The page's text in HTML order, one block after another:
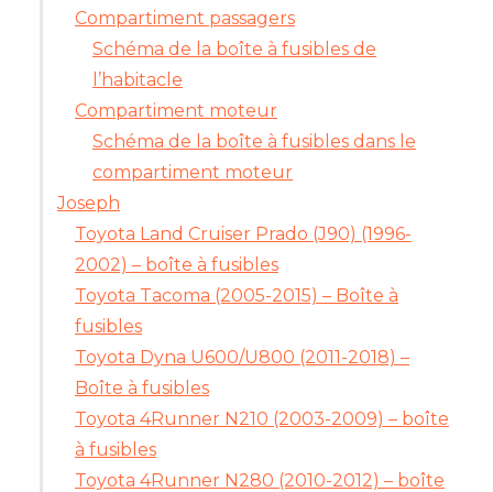
Compartiment passagers
Schéma de la boîte à fusibles de
l’habitacle
Compartiment moteur
Schéma de la boîte à fusibles dans le
compartiment moteur
Joseph
Toyota Land Cruiser Prado (J90) (1996-
2002) – boîte à fusibles
Toyota Tacoma (2005-2015) – Boîte à
fusibles
Toyota Dyna U600/U800 (2011-2018) –
Boîte à fusibles
Toyota 4Runner N210 (2003-2009) – boîte
à fusibles
Toyota 4Runner N280 (2010-2012) – boîte